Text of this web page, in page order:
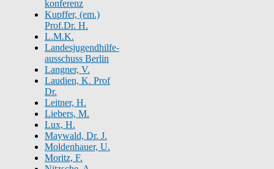
konferenz
Kupffer, (em.)
Prof.Dr. H.
L.M.K.
Landesjugendhilfe-
ausschuss Berlin
Langner, V.
Laudien, K. Prof
Dr.
Leitner, H.
Liebers, M.
Lux, H.
Maywald, Dr. J.
Moldenhauer, U.
Moritz, F.